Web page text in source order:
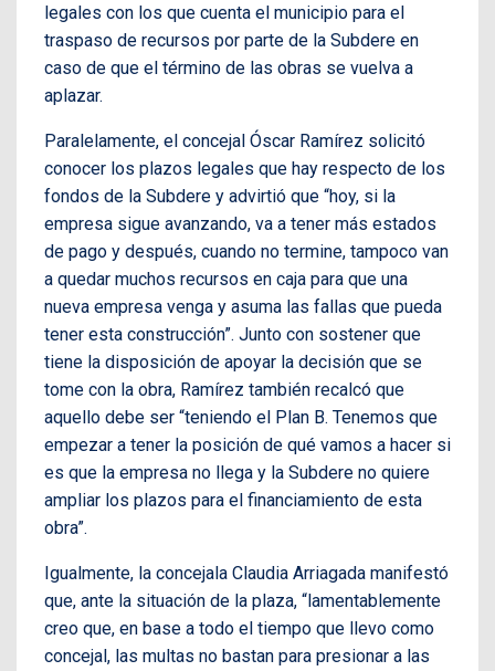
legales con los que cuenta el municipio para el
traspaso de recursos por parte de la Subdere en
caso de que el término de las obras se vuelva a
aplazar.
Paralelamente, el concejal Óscar Ramírez solicitó
conocer los plazos legales que hay respecto de los
fondos de la Subdere y advirtió que “hoy, si la
empresa sigue avanzando, va a tener más estados
de pago y después, cuando no termine, tampoco van
a quedar muchos recursos en caja para que una
nueva empresa venga y asuma las fallas que pueda
tener esta construcción”. Junto con sostener que
tiene la disposición de apoyar la decisión que se
tome con la obra, Ramírez también recalcó que
aquello debe ser “teniendo el Plan B. Tenemos que
empezar a tener la posición de qué vamos a hacer si
es que la empresa no llega y la Subdere no quiere
ampliar los plazos para el financiamiento de esta
obra”.
Igualmente, la concejala Claudia Arriagada manifestó
que, ante la situación de la plaza, “lamentablemente
creo que, en base a todo el tiempo que llevo como
concejal, las multas no bastan para presionar a las